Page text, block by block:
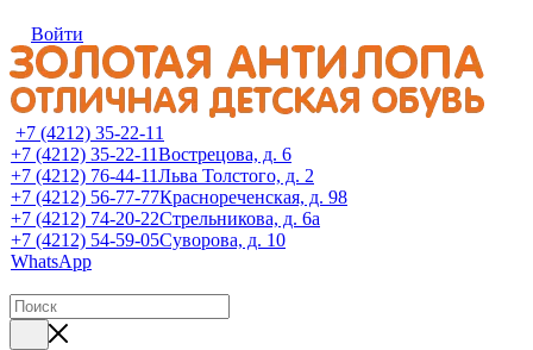
Войти
+7 (4212) 35-22-11
+7 (4212) 35-22-11Вострецова, д. 6
+7 (4212) 76-44-11Льва Толстого, д. 2
+7 (4212) 56-77-77Краснореченская, д. 98
+7 (4212) 74-20-22Стрельникова, д. 6а
+7 (4212) 54-59-05Суворова, д. 10
WhatsApp